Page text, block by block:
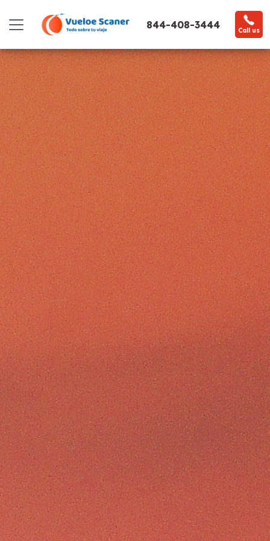
844-408-3444 Call us